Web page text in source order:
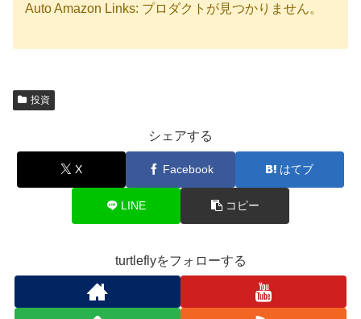
Auto Amazon Links: プロダクトが見つかりません。
投資
シェアする
X Facebook はてブ
LINE コピー
turtleflyをフォローする